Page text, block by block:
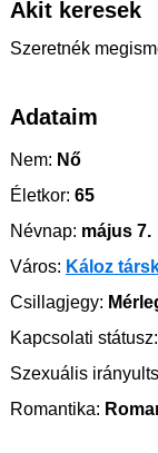
Akit keresek
Szeretnék
Adataim
Nem: Nő
Életkor: 65
Névnap: május 7.
Város: Káloz
Csillagjegy:
Kapcsolati státusz:
Szexuális
Romantika: